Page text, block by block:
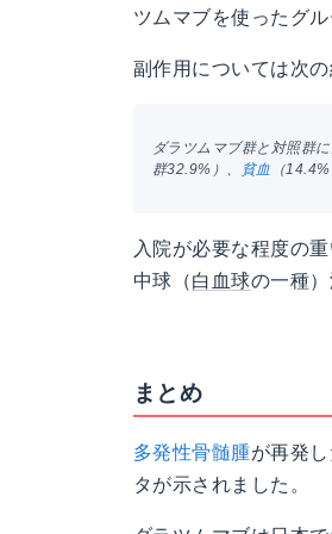
ツムマブを使ったグ
副作用については次の
ダラツムマブ群と対照群
群32.9%）、
貧血 （
入院が必要な程度の
中球（白血球の一種）
まとめ
多発性骨髄腫が再発
タが示されました。